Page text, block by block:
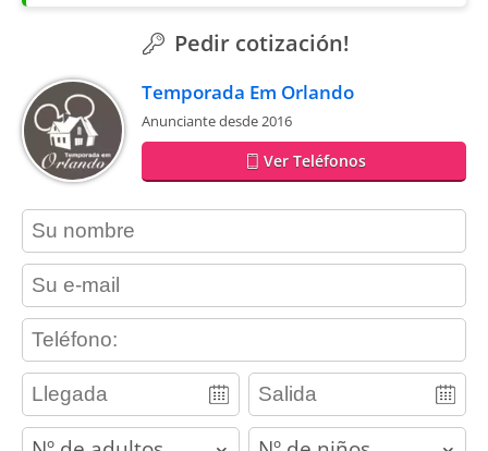
Pedir cotización!
Temporada Em Orlando
Anunciante desde 2016
Ver Teléfonos
contact_name
contact_email
contact_phone
adults children